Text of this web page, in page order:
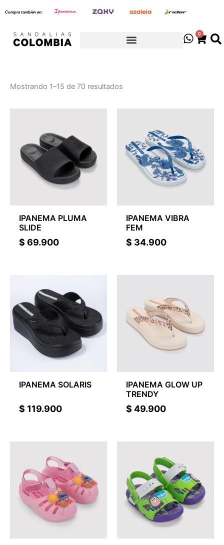
Compra también en:
0
Cart
Mostrando 1–15 de 70 resultados
by
latest
IPANEMA PLUMA
SLIDE
$ 69.900
IPANEMA VIBRA
FEM
$ 34.900
IPANEMA SOLARIS
$ 119.900
IPANEMA GLOW UP
TRENDY
$ 49.900